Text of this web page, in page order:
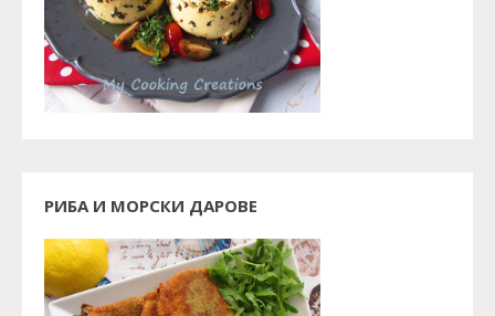
РИБА И МОРСКИ ДАРОВЕ